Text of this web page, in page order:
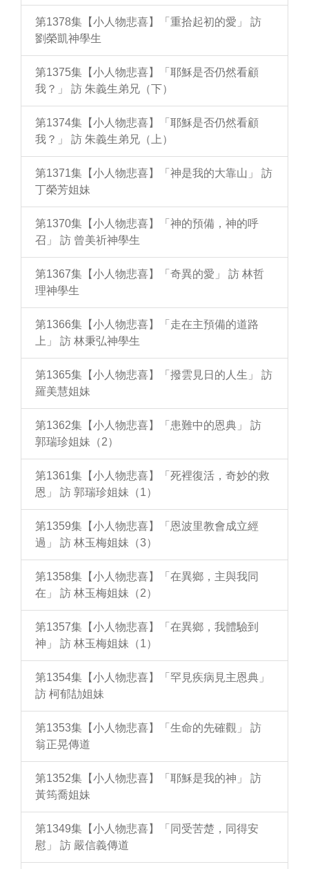
第1378集【小人物悲喜】「重拾起初的愛」 訪
劉榮凱神學生
第1375集【小人物悲喜】「耶穌是否仍然看顧
我？」 訪 朱義生弟兄（下）
第1374集【小人物悲喜】「耶穌是否仍然看顧
我？」 訪 朱義生弟兄（上）
第1371集【小人物悲喜】「神是我的大靠山」 訪
丁榮芳姐妹
第1370集【小人物悲喜】「神的預備，神的呼
召」 訪 曾美祈神學生
第1367集【小人物悲喜】「奇異的愛」 訪 林哲
理神學生
第1366集【小人物悲喜】「走在主預備的道路
上」 訪 林秉弘神學生
第1365集【小人物悲喜】「撥雲見日的人生」 訪
羅美慧姐妹
第1362集【小人物悲喜】「患難中的恩典」 訪
郭瑞珍姐妹（2）
第1361集【小人物悲喜】「死裡復活，奇妙的救
恩」 訪 郭瑞珍姐妹（1）
第1359集【小人物悲喜】「恩波里教會成立經
過」 訪 林玉梅姐妹（3）
第1358集【小人物悲喜】「在異鄉，主與我同
在」 訪 林玉梅姐妹（2）
第1357集【小人物悲喜】「在異鄉，我體驗到
神」 訪 林玉梅姐妹（1）
第1354集【小人物悲喜】「罕見疾病見主恩典」
訪 柯郁劼姐妹
第1353集【小人物悲喜】「生命的先確觀」 訪
翁正晃傳道
第1352集【小人物悲喜】「耶穌是我的神」 訪
黃筠喬姐妹
第1349集【小人物悲喜】「同受苦楚，同得安
慰」 訪 嚴信義傳道